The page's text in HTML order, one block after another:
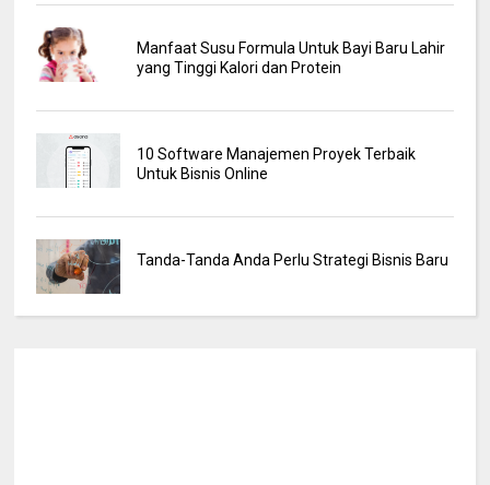
Manfaat Susu Formula Untuk Bayi Baru Lahir
yang Tinggi Kalori dan Protein
10 Software Manajemen Proyek Terbaik
Untuk Bisnis Online
Tanda-Tanda Anda Perlu Strategi Bisnis Baru